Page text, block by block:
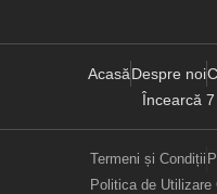
AcasăDespre noi
Încearcă
Termeni și Condiții
Politica de Utilizare